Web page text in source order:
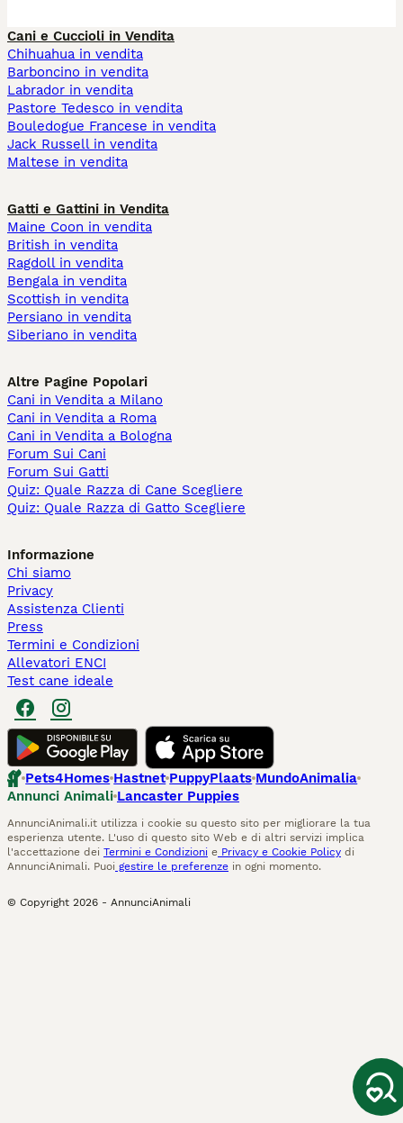
Cani e Cuccioli in Vendita
Chihuahua in vendita
Barboncino in vendita
Labrador in vendita
Pastore Tedesco in vendita
Bouledogue Francese in vendita
Jack Russell in vendita
Maltese in vendita
Gatti e Gattini in Vendita
Maine Coon in vendita
British in vendita
Ragdoll in vendita
Bengala in vendita
Scottish in vendita
Persiano in vendita
Siberiano in vendita
Altre Pagine Popolari
Cani in Vendita a Milano
Cani in Vendita a Roma
Cani in Vendita a Bologna
Forum Sui Cani
Forum Sui Gatti
Quiz: Quale Razza di Cane Scegliere
Quiz: Quale Razza di Gatto Scegliere
Informazione
Chi siamo
Privacy
Assistenza Clienti
Press
Termini e Condizioni
Allevatori ENCI
Test cane ideale
Pets4Homes Hastnet PuppyPlaats MundoAnimalia
Annunci Animali Lancaster Puppies
AnnunciAnimali.it utilizza i cookie su questo sito per migliorare la tua
esperienza utente. L'uso di questo sito Web e di altri servizi implica
l'accettazione dei Termini e Condizioni e Privacy e Cookie Policy di
AnnunciAnimali. Puoi gestire le preferenze in ogni momento.
© Copyright 2026 - AnnunciAnimali